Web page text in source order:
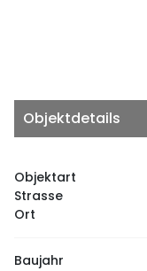
Objektdetails
Objektart
Strasse
Ort
Baujahr